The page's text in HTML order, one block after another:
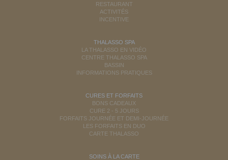
RESTAURANT
ACTIVITÉS
INCENTIVE
THALASSO SPA
LA THALASSO EN VIDÉO
CENTRE THALASSO SPA
BASSIN
INFORMATIONS PRATIQUES
CURES ET FORFAITS
BONS CADEAUX
CURE 2 - 5 JOURS
FORFAITS JOURNÉE ET DEMI-JOURNÉE
LES FORFAITS EN DUO
CARTE THALASSO
SOINS À LA CARTE